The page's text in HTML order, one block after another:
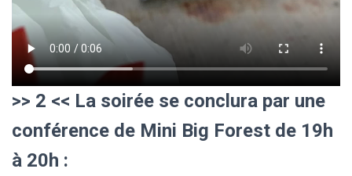
>> 2 << La soirée se conclura par une
conférence de Mini Big Forest de 19h
à 20h :